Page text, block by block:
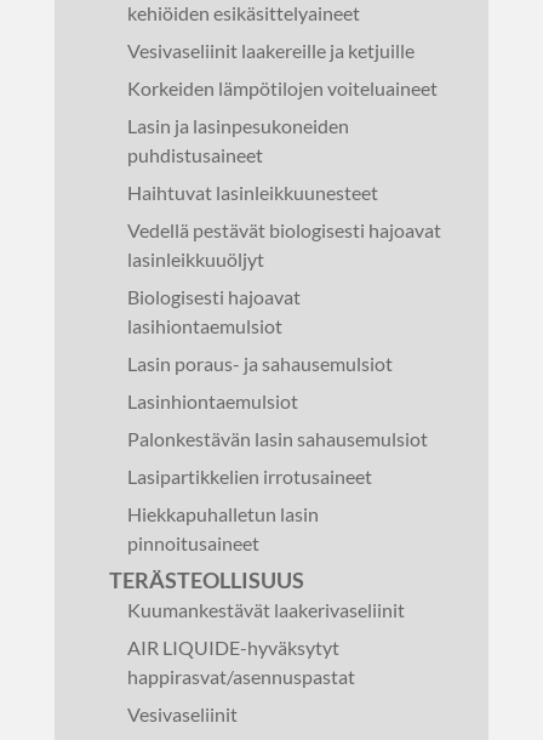
kehiöiden esikäsittelyaineet
Vesivaseliinit laakereille ja ketjuille
Korkeiden lämpötilojen voiteluaineet
Lasin ja lasinpesukoneiden
puhdistusaineet
Haihtuvat lasinleikkuunesteet
Vedellä pestävät biologisesti hajoavat
lasinleikkuuöljyt
Biologisesti hajoavat
lasihiontaemulsiot
Lasin poraus- ja sahausemulsiot
Lasinhiontaemulsiot
Palonkestävän lasin sahausemulsiot
Lasipartikkelien irrotusaineet
Hiekkapuhalletun lasin
pinnoitusaineet
TERÄSTEOLLISUUS
Kuumankestävät laakerivaseliinit
AIR LIQUIDE-hyväksytyt
happirasvat/asennuspastat
Vesivaseliinit